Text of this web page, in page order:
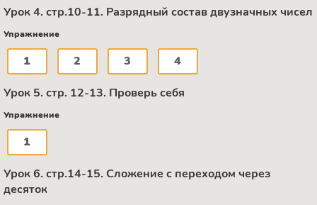
Урок 4. стр.10-11. Разрядный состав двузначных чисел
Упражнение
1 2 3 4
Урок 5. стр. 12-13. Проверь себя
Упражнение
1
Урок 6. стр.14-15. Сложение с переходом через
десяток